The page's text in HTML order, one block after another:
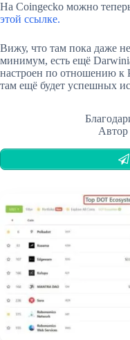
На Coingecko можно
этой ссылке.
Вижу, что там пока даже
минимум, есть ещё
настроен по отношению к
там ещё будет успешных
Автор